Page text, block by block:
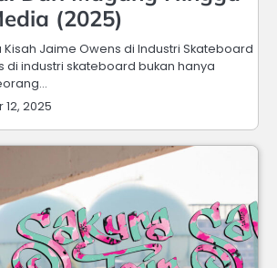
(2025)
Kisah Jaime Owens di Industri Skateboard
di industri skateboard bukan hanya
2025